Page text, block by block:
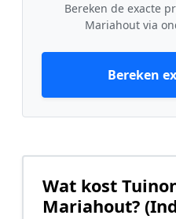
Bereken de exacte
Mariahout via
Bereken
Wat kost
Mariahout?